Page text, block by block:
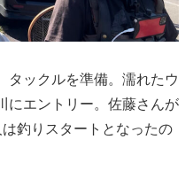
タックルを準備。濡れたウ
にエントリー。佐藤さんが
釣りスタートとなったの